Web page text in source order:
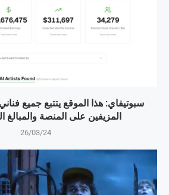
سبوتيفاي: هذا الموقع يتتبع جميع
المزيفين على المنصة والمبالغ
26/03/24